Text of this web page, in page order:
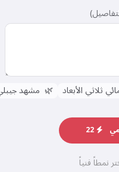
ثلاثي الأبعاد 🌿 مشهد
22
نمطاً فنياً